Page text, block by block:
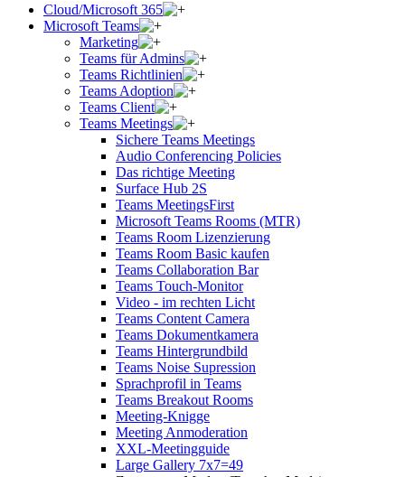
Cloud/Microsoft 365
Microsoft Teams
Marketing
Teams für Admins
Teams Richtlinien
Teams Adoption
Teams Client
Teams Meetings
Sichere Teams Meetings
Audio Conferencing Policies
Das richtige Meeting
Surface Hub 2S
Teams MeetingsFirst
Microsoft Teams Rooms (MTR)
Teams Room Lizenzierung
Teams Room Basic kaufen
Teams Collaboration Bar
Teams Touch-Monitor
Video - im rechten Licht
Teams Content Camera
Teams Dokumentkamera
Teams Hintergrundbild
Teams Noise Supression
Sprachprofil in Teams
Teams Breakout Rooms
Meeting-Knigge
Meeting Anmoderation
XXL-Meetingguide
Large Gallery 7x7=49